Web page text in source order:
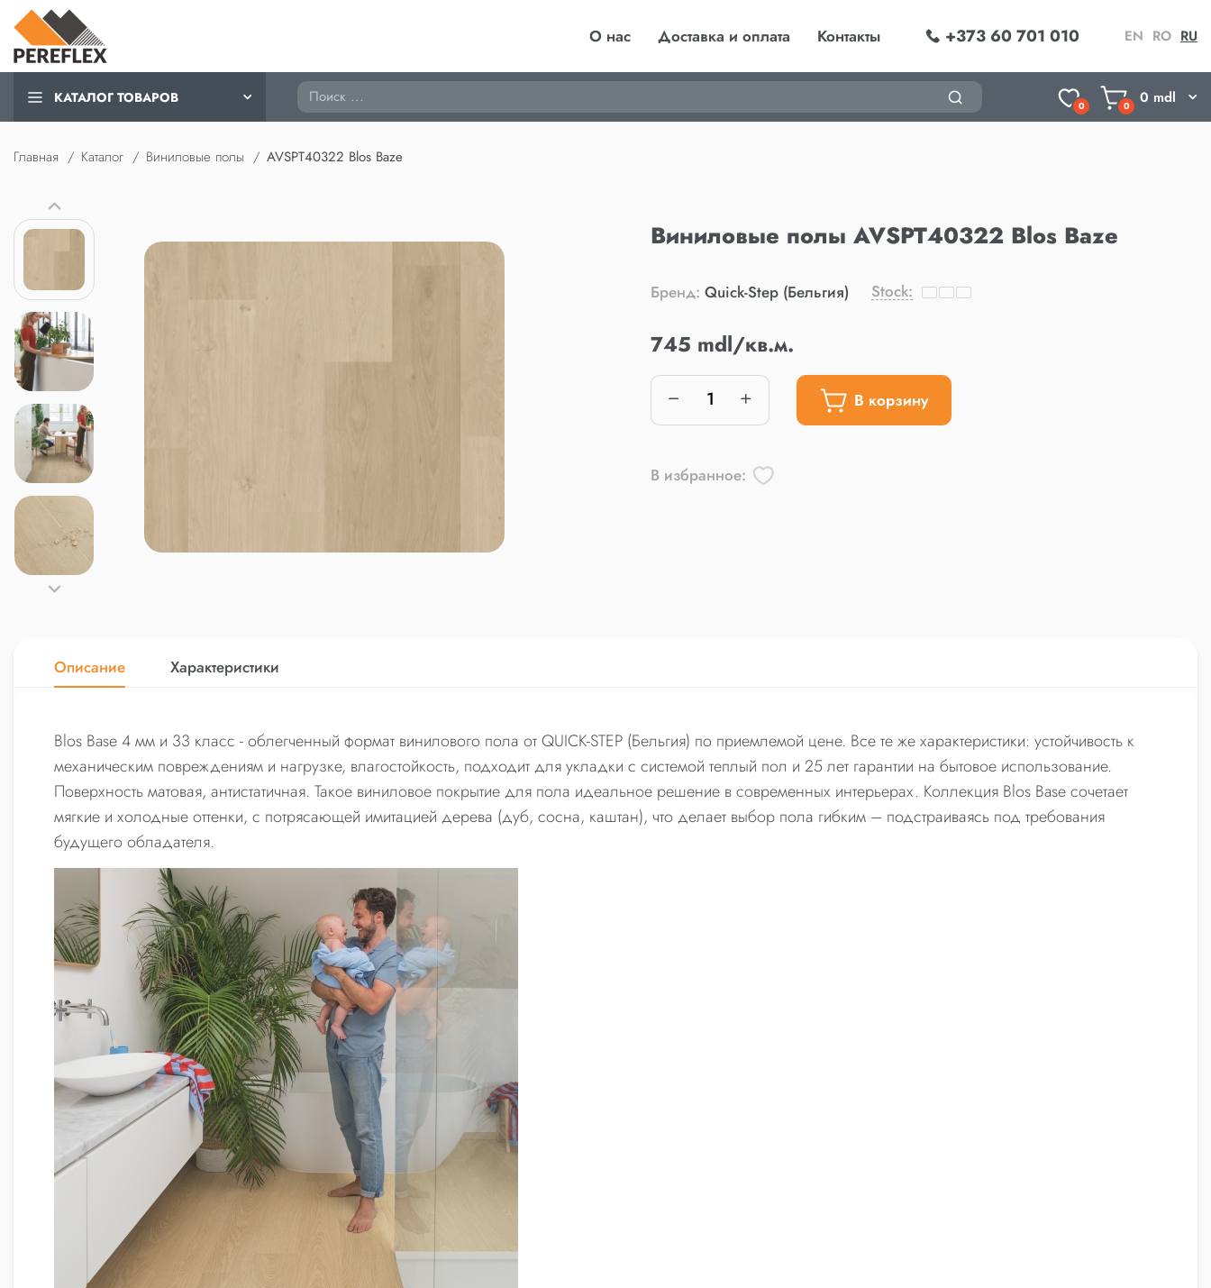
О нас Доставка и оплата Контакты +373 60 701 010 EN RO RU
КАТАЛОГ ТОВАРОВ Поиск
0 0 0 mdl
Главная Каталог Виниловые полы AVSPT40322 Blos Baze
Виниловые полы AVSPT40322 Blos Baze
Бренд: Quick-Step (Бельгия) Stock:
745 mdl/кв.м.
В корзину
В избранное:
Описание Характеристики
Blos Base 4 мм и 33 класс - облегченный формат винилового пола от QUICK-STEP (Бельгия) по приемлемой цене. Все те же характеристики: устойчивость к
механическим повреждениям и нагрузке, влагостойкость, подходит для укладки с системой теплый пол и 25 лет гарантии на бытовое использование.
Поверхность матовая, антистатичная. Такое виниловое покрытие для пола идеальное решение в современных интерьерах. Коллекция Blos Base сочетает
мягкие и холодные оттенки, с потрясающей имитацией дерева (дуб, сосна, каштан), что делает выбор пола гибким – подстраиваясь под требования
будущего обладателя.